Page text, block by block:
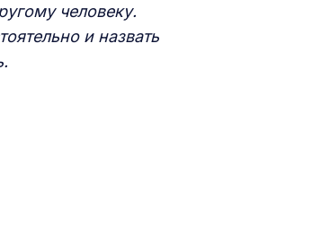
человеку.
и назвать